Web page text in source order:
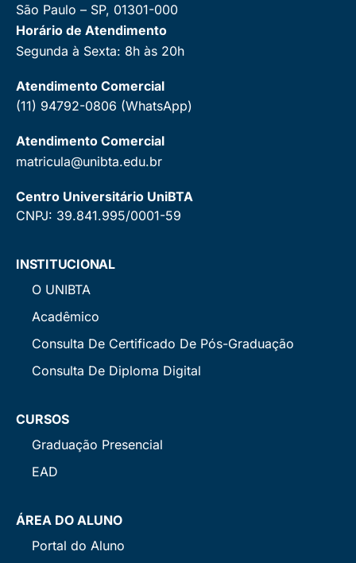
São Paulo – SP, 01301-000
Horário de Atendimento
Segunda à Sexta: 8h às 20h
Atendimento Comercial
(11) 94792-0806 (WhatsApp)
Atendimento Comercial
matricula@unibta.edu.br
Centro Universitário UniBTA
CNPJ: 39.841.995/0001-59
INSTITUCIONAL
O UNIBTA
Acadêmico
Consulta De Certificado De Pós-Graduação
Consulta De Diploma Digital
CURSOS
Graduação Presencial
EAD
ÁREA DO ALUNO
Portal do Aluno